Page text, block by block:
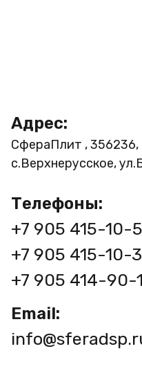
Адрес:
СфераПлит , 356236,
с.Верхнерусское,
Телефоны:
+7 905 415-10-
+7 905 415-10-
+7 905 414-90-
Email: